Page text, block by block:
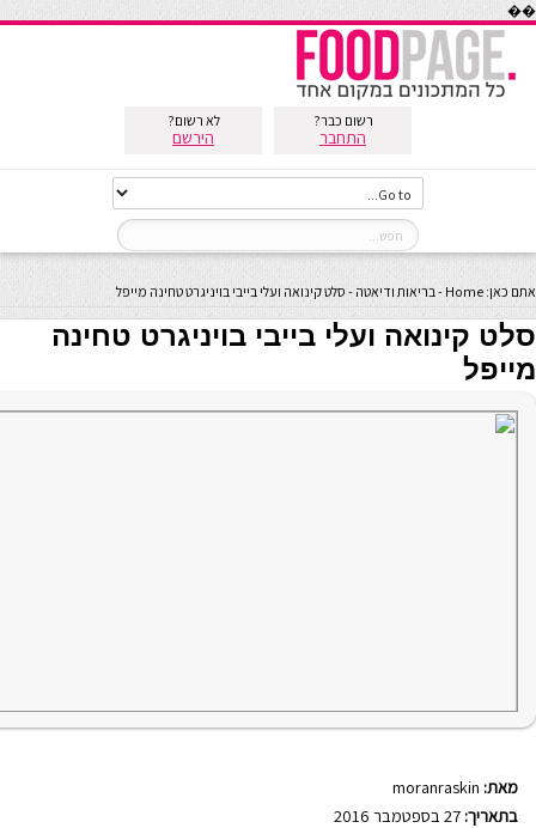
��
רשום כבר?
התחבר
לא רשום?
הירשם
אתם כאן: Home
-בריאות ודיאטה - סלט קינואה ועלי בייבי בויניגרט טחינה מייפל
סלט קינואה ועלי בייבי בויניגרט טחינה
מייפל
מאת: moranraskin
בתאריך: